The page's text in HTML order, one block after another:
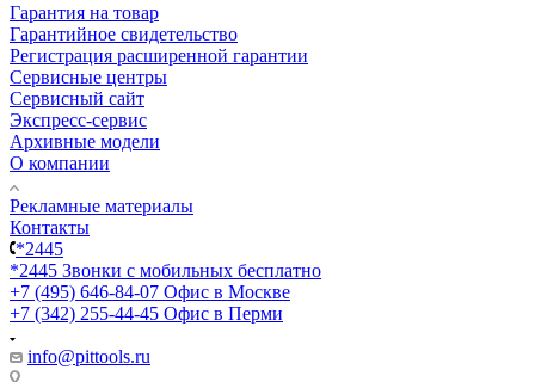
Гарантия на товар
Гарантийное свидетельство
Регистрация расширенной гарантии
Сервисные центры
Сервисный сайт
Экспресс-сервис
Архивные модели
О компании
Рекламные материалы
Контакты
*2445
*2445 Звонки с мобильных бесплатно
+7 (495) 646-84-07 Офис в Москве
+7 (342) 255-44-45 Офис в Перми
info@pittools.ru